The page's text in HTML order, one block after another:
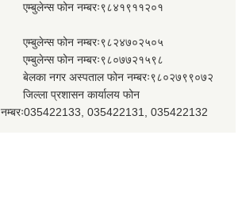
एम्बुलेन्स फोन नम्बरः९८४१९११२०१
एम्बुलेन्स फोन नम्बरः९८२४७०२५०५
एम्बुलेन्स फोन नम्बरः९८०७७२१५९८
बेलका नगर अस्पताल फोन नम्बरः९८०२७९९०७२
जिल्ला प्रशासन कार्यालय फोन
नम्बरः035422133, 035422131, 035422132